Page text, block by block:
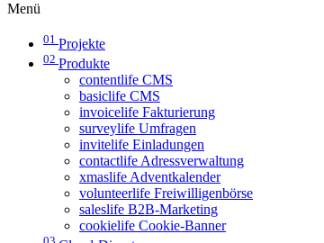
Menü
01 Projekte
02 Produkte
contentlife CMS
basiclife CMS
invoicelife Fakturierung
surveylife Umfragen
invitelife Einladungen
contactlife Adressverwaltung
xmaslife Adventkalender
volunteerlife Freiwilligenbörse
saleslife B2B-Marketing
cookielife Cookie-Banner